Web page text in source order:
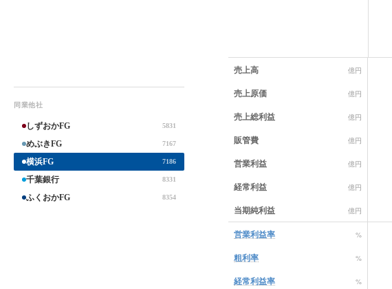
同業他社
しずおかFG 5831
めぶきFG 7167
横浜FG 7186
千葉銀行 8331
ふくおかFG 8354
業績データ一覧
売上高 億円
売上原価 億円
売上総利益 億円
販管費 億円
営業利益 億円
経常利益 億円
当期純利益 億円
営業利益率 %
粗利率 %
経常利益率 %